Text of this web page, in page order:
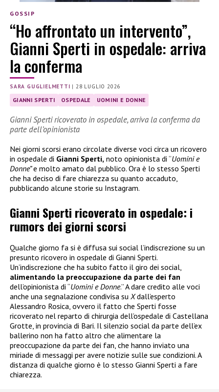
GOSSIP
“Ho affrontato un intervento”,
Gianni Sperti in ospedale: arriva
la conferma
SARA GUGLIELMETTI | 28 LUGLIO 2026
GIANNI SPERTI OSPEDALE UOMINI E DONNE
Gianni Sperti ricoverato in ospedale, arriva la conferma da
parte dell’opinionista
Nei giorni scorsi erano circolate diverse voci circa un ricovero
in ospedale di Gianni Sperti, noto opinionista di “Uomini e
Donne”e molto amato dal pubblico. Ora è lo stesso Sperti
che ha deciso di fare chiarezza su quanto accaduto,
pubblicando alcune storie su Instagram.
Gianni Sperti ricoverato in ospedale: i
rumors dei giorni scorsi
Qualche giorno fa si è diffusa sui social l’indiscrezione su un
presunto ricovero in ospedale di Gianni Sperti.
Un’indiscrezione che ha subito fatto il giro dei social,
alimentando la preoccupazione da parte dei fan
dell’opinionista di “Uomini e Donne.” A dare credito alle voci
anche una segnalazione condivisa su Xdall’esperto
Alessandro Rosica, ovvero il fatto che Sperti fosse
ricoverato nel reparto di chirurgia dell’ospedale di Castellana
Grotte, in provincia di Bari. Il silenzio social da parte dell’ex
ballerino non ha fatto altro che alimentare la
preoccupazione da parte dei fan, che hanno inviato una
miriade di messaggi per avere notizie sulle sue condizioni. A
distanza di qualche giorno è lo stesso Gianni Sperti a fare
chiarezza.